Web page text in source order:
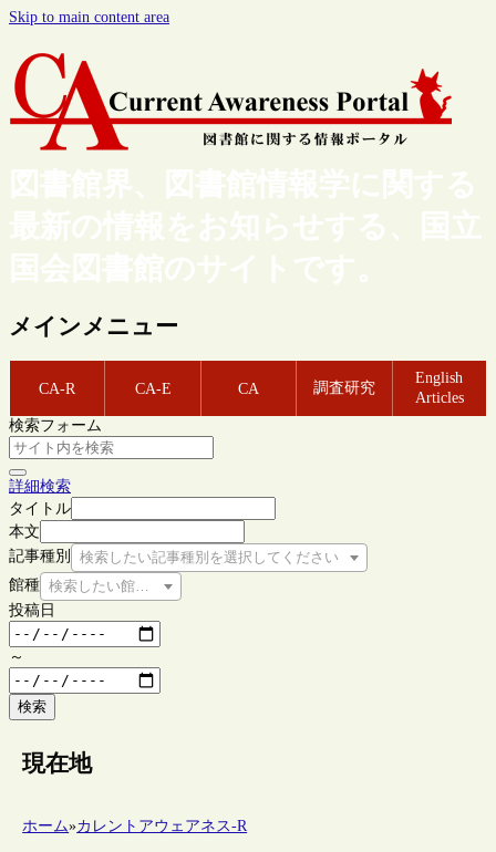
Skip to main content area
図書館界、図書館情報学に関する
最新の情報をお知らせする、国立
国会図書館のサイトです。
メインメニュー
CA-R CA-E CA 調査研究
English
Articles
検索フォーム
詳細検索
タイトル
本文
記事種別
検索したい記事種別を選択してください
館種 検索したい館種を選択してください
投稿日
～
検索
現在地
ホーム»カレントアウェアネス-R